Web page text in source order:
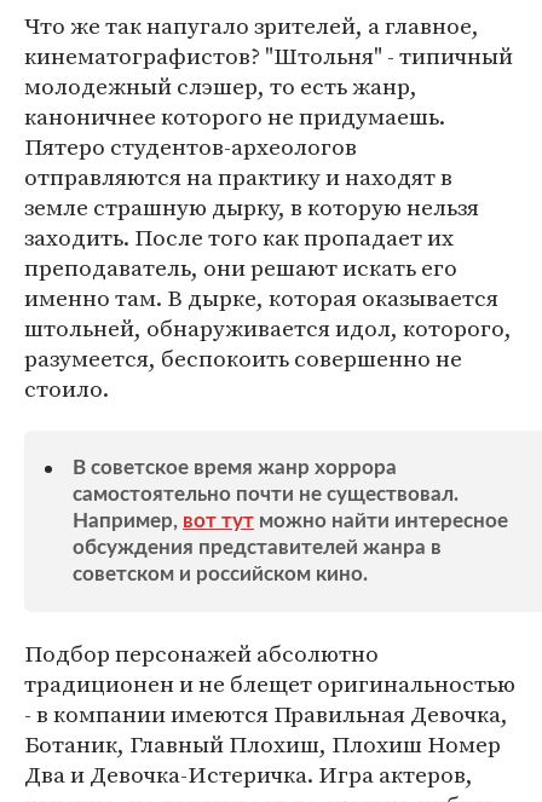
Что же так напугало зрителей, а главное,
кинематографистов? "Штольня" - типичный
молодежный слэшер, то есть жанр,
каноничнее которого не придумаешь.
Пятеро студентов-археологов
отправляются на практику и находят в
земле страшную дырку, в которую нельзя
заходить. После того как пропадает их
преподаватель, они решают искать его
именно там. В дырке, которая оказывается
штольней, обнаруживается идол, которого,
разумеется, беспокоить совершенно не
стоило.
В советское время жанр хоррора
самостоятельно почти не существовал.
Например, вот тут можно найти интересное
обсуждения представителей жанра в
советском и российском кино.
Подбор персонажей абсолютно
традиционен и не блещет оригинальностью
- в компании имеются Правильная Девочка,
Ботаник, Главный Плохиш, Плохиш Номер
Два и Девочка-Истеричка. Игра актеров,